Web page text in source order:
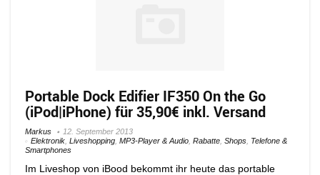
Portable Dock Edifier IF350 On the Go
(iPod|iPhone) für 35,90€ inkl. Versand
Markus
12. September 2013
Elektronik Liveshopping MP3-Player & Audio Rabatte Shops Telefone &
Smartphones
Im Liveshop von iBood bekommt ihr heute das portable